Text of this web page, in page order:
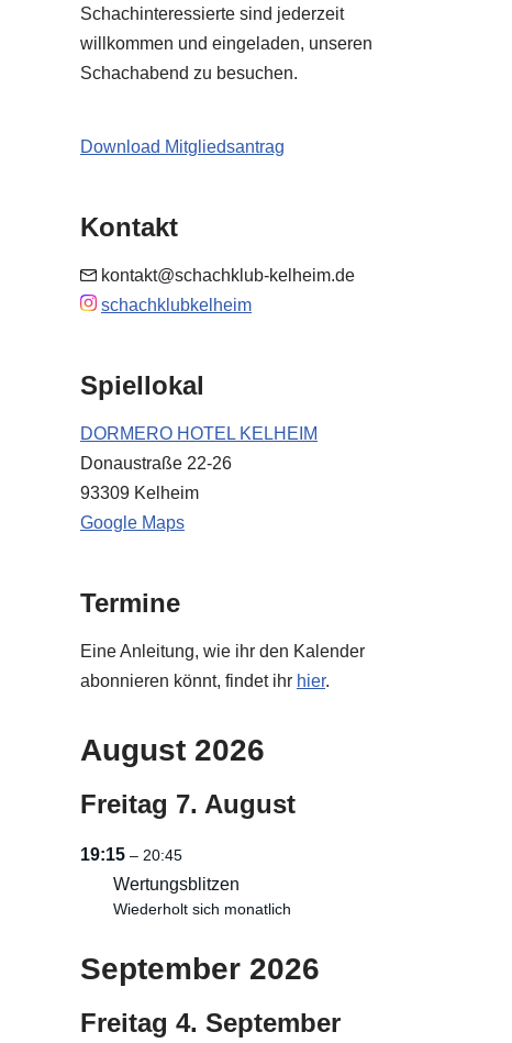
Schachinteressierte sind jederzeit
willkommen und eingeladen, unseren
Schachabend zu besuchen.
Download Mitgliedsantrag
Kontakt
kontakt@schachklub-kelheim.de
schachklubkelheim
Spiellokal
DORMERO HOTEL KELHEIM
Donaustraße 22-26
93309 Kelheim
Google Maps
Termine
Eine Anleitung, wie ihr den Kalender
abonnieren könnt, findet ihr hier.
August 2026
Freitag 7. August
19:15 – 20:45
Wertungsblitzen
Wiederholt sich monatlich
September 2026
Freitag 4. September